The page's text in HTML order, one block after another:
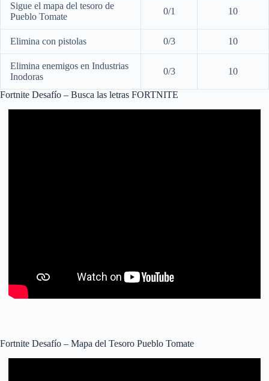
Sigue el mapa del tesoro de
Pueblo Tomate
0/1 10
Elimina con pistolas 0/3 10
Elimina enemigos en Industrias
Inodoras
0/3 10
Fortnite Desafío – Busca las letras FORTNITE
Fortnite Desafío – Mapa del Tesoro Pueblo Tomate